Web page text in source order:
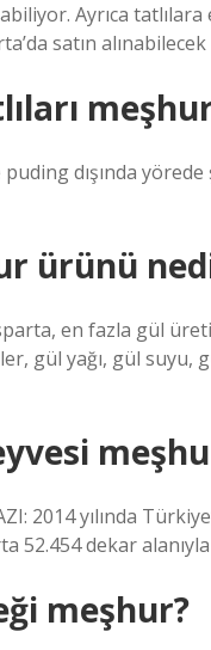
Ayrıca
satın
dışında
ürünü
en fazla gül
gül yağı, gül
2014 yılında
dekar alanıyla
meşhur?